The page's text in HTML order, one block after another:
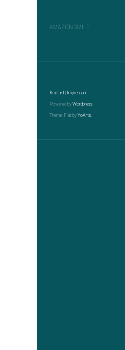
AMAZON SMILE
Kontakt Impressum
Powered by Wordpress
Theme: Flat by YoArts.